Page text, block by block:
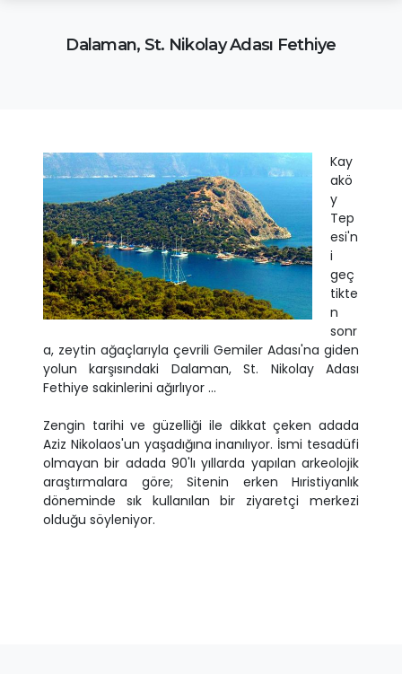
Dalaman, St. Nikolay Adası Fethiye
Kay
akö
y
Tep
esi'n
i
geç
tikte
n
sonr
a, zeytin ağaçlarıyla çevrili Gemiler Adası'na giden
yolun karşısındaki Dalaman, St. Nikolay Adası
Fethiye sakinlerini ağırlıyor ...
Zengin tarihi ve güzelliği ile dikkat çeken adada
Aziz Nikolaos'un yaşadığına inanılıyor. İsmi tesadüfi
olmayan bir adada 90'lı yıllarda yapılan arkeolojik
araştırmalara göre; Sitenin erken Hıristiyanlık
döneminde sık kullanılan bir ziyaretçi merkezi
olduğu söyleniyor.